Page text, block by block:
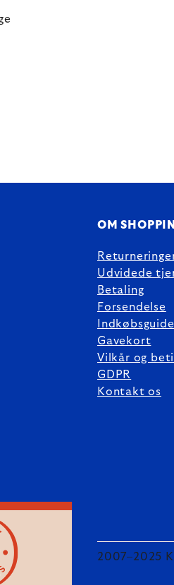
OM
Udvidede
Betaling
Forsendelse
Gavekort
Vilkår og
GDPR
Kontakt os
2007–2025